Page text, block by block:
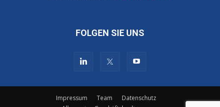
FOLGEN SIE UNS
Impressum Team
Datenschutz